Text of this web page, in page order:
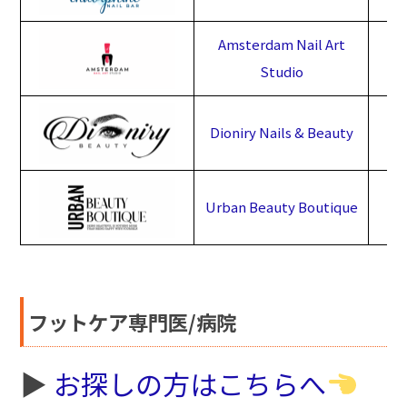
Amsterdam Nail Art
Studio
Dioniry Nails & Beauty
Urban Beauty Boutique
フットケア専門医/病院
▶︎ お探しの方はこちらへ